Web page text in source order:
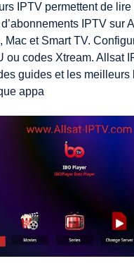
IPTV permettent de
IPTV sur
Mac et Smart TV.
ou codes Xtream. Allsat
guides et les meilleurs
appa